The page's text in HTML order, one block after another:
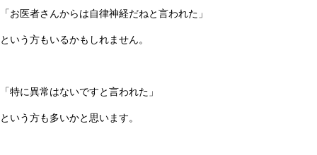
「お医者さんからは自律神経だねと言われた」
という方もいるかもしれません。
「特に異常はないですと言われた」
という方も多いかと思います。